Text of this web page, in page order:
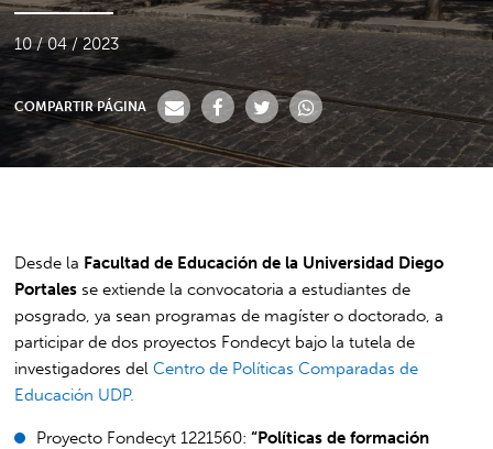
10 / 04 / 2023
COMPARTIR PÁGINA
Desde la Facultad de Educación de la Universidad Diego
Portales se extiende la convocatoria a estudiantes de
posgrado, ya sean programas de magíster o doctorado, a
participar de dos proyectos Fondecyt bajo la tutela de
investigadores delCentro de Políticas Comparadas de
Educación UDP.
Proyecto Fondecyt 1221560:“Políticas de formación